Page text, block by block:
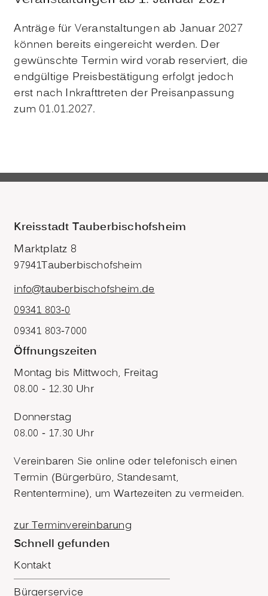
Anträge für Veranstaltungen ab Januar 2027
können bereits eingereicht werden. Der
gewünschte Termin wird vorab reserviert, die
endgültige Preisbestätigung erfolgt jedoch
erst nach Inkrafttreten der Preisanpassung
zum 01.01.2027.
Kreisstadt Tauberbischofsheim
Marktplatz 8
97941Tauberbischofsheim
info@tauberbischofsheim.de
09341 803-0
09341 803-7000
Öffnungszeiten
Montag bis Mittwoch, Freitag
08.00 - 12.30 Uhr
Donnerstag
08.00 - 17.30 Uhr
Vereinbaren Sie online oder telefonisch einen
Termin (Bürgerbüro, Standesamt,
Rententermine), um Wartezeiten zu vermeiden.
zur Terminvereinbarung
Schnell gefunden
Kontakt
Bürgerservice